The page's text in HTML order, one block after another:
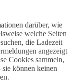
darüber, wie
welche Seiten
die Ladezeit
angezeigt
Cookies sammeln,
sie können keinen